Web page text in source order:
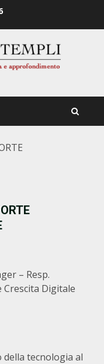
– Resp.
Crescita Digitale
della tecnologia al